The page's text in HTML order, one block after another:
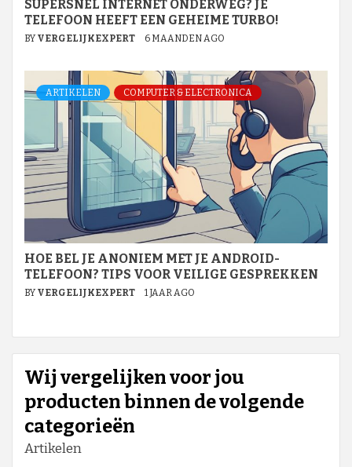
SUPERSNEL INTERNET ONDERWEG? JE
TELEFOON HEEFT EEN GEHEIME TURBO!
BY VERGELIJKEXPERT 6 MAANDEN AGO
ARTIKELEN COMPUTER & ELECTRONICA
HOE BEL JE ANONIEM MET JE ANDROID-
TELEFOON? TIPS VOOR VEILIGE GESPREKKEN
BY VERGELIJKEXPERT 1 JAAR AGO
Wij vergelijken voor jou
producten binnen de volgende
categorieën
Artikelen